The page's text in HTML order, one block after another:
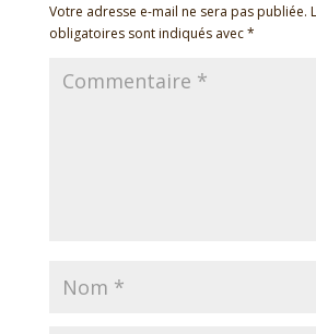
Votre adresse e-mail ne sera pas publiée.
obligatoires sont indiqués avec*